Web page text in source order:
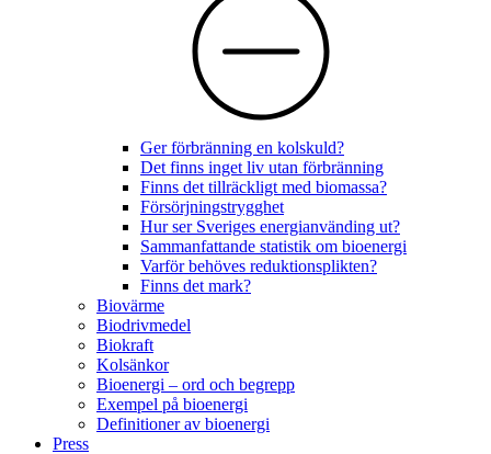
Ger förbränning en kolskuld?
Det finns inget liv utan förbränning
Finns det tillräckligt med biomassa?
Försörjningstrygghet
Hur ser Sveriges energianvänding ut?
Sammanfattande statistik om bioenergi
Varför behöves reduktionsplikten?
Finns det mark?
Biovärme
Biodrivmedel
Biokraft
Kolsänkor
Bioenergi – ord och begrepp
Exempel på bioenergi
Definitioner av bioenergi
Press